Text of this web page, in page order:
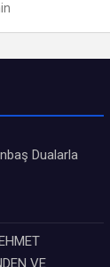
Dualarla
VE